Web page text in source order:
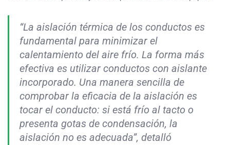
“La aislación térmica de los conductos es
fundamental para minimizar el
calentamiento del aire frío. La forma más
efectiva es utilizar conductos con aislante
incorporado. Una manera sencilla de
comprobar la eficacia de la aislación es
tocar el conducto: si está frío al tacto o
presenta gotas de condensación, la
aislación no es adecuada”, detalló